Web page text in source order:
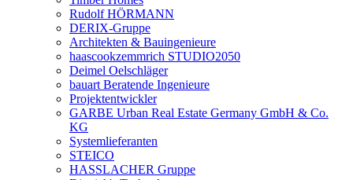
Rudolf HÖRMANN
DERIX-Gruppe
Architekten & Bauingenieure
haascookzemmrich STUDIO2050
Deimel Oelschläger
bauart Beratende Ingenieure
Projektentwickler
GARBE Urban Real Estate Germany GmbH & Co.
KG
Systemlieferanten
STEICO
HASSLACHER Gruppe